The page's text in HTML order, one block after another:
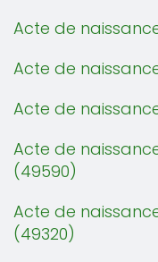
Acte de naissance
Acte de naissance
Acte de
Acte de naissance
(49590)
Acte de naissance
(49320)